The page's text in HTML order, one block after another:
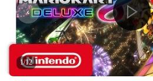
1/12